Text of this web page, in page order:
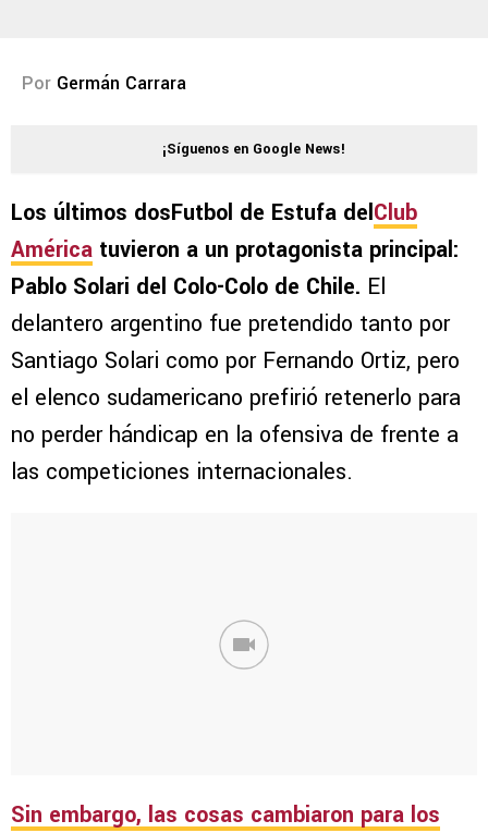
Por Germán Carrara
¡Síguenos en Google News!
Los últimos dosFutbol de Estufa delClub
América tuvieron a un protagonista principal:
Pablo Solari del Colo-Colo de Chile. El
delantero argentino fue pretendido tanto por
Santiago Solari como por Fernando Ortiz, pero
el elenco sudamericano prefirió retenerlo para
no perder hándicap en la ofensiva de frente a
las competiciones internacionales.
Sin embargo, las cosas cambiaron para los